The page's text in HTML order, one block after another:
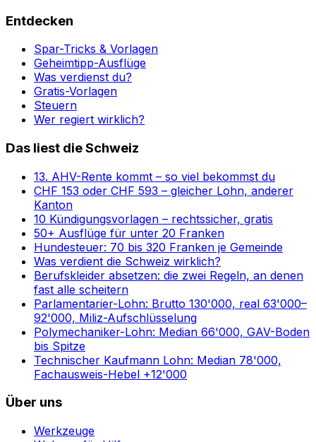
Entdecken
Spar-Tricks & Vorlagen
Geheimtipp-Ausflüge
Was verdienst du?
Gratis-Vorlagen
Steuern
Wer regiert wirklich?
Das liest die Schweiz
13. AHV-Rente kommt – so viel bekommst du
CHF 153 oder CHF 593 – gleicher Lohn, anderer
Kanton
10 Kündigungsvorlagen – rechtssicher, gratis
50+ Ausflüge für unter 20 Franken
Hundesteuer: 70 bis 320 Franken je Gemeinde
Was verdient die Schweiz wirklich?
Berufskleider absetzen: die zwei Regeln, an denen
fast alle scheitern
Parlamentarier-Lohn: Brutto 130'000, real 63'000–
92'000, Miliz-Aufschlüsselung
Polymechaniker-Lohn: Median 66'000, GAV-Boden
bis Spitze
Technischer Kaufmann Lohn: Median 78'000,
Fachausweis-Hebel +12'000
Über uns
Werkzeuge